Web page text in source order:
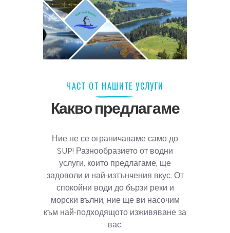
ЧАСТ ОТ НАШИТЕ УСЛУГИ
Какво предлагаме
Ние не се ограничаваме само до
SUP! Разнообразието от водни
услуги, които предлагаме, ще
задоволи и най-изтънчения вкус. От
спокойни води до бързи реки и
морски вълни, ние ще ви насочим
към най-подходящото изживяване за
вас.